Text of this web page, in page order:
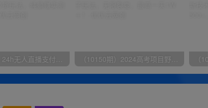
（9934期）24h无人直播支付宝项目，最新带货玩法，纯躺赚实测日入500+ （10150期）2024高考项目野路子玩法，无限裂变，最高一天1W＋！